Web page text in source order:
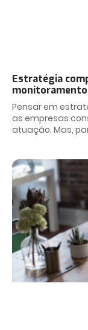
Estratégia
Pensar em
as empresas
atuação. Mas,